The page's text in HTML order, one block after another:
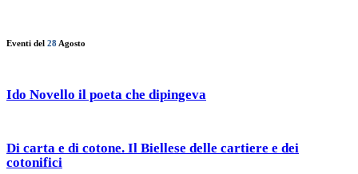
Eventi del 28 Agosto
Ido Novello il poeta che dipingeva
Di carta e di cotone. Il Biellese delle cartiere e dei
cotonifici